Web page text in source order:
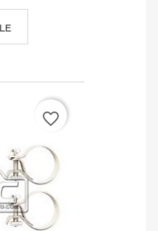
favorite_border